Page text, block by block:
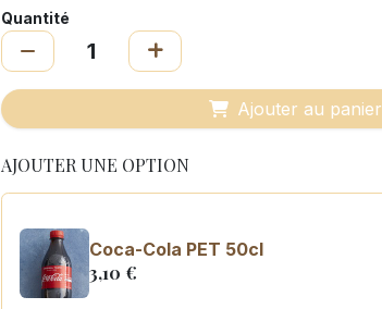
Quantité
Ajouter au panier
AJOUTER UNE OPTION
Coca-Cola PET 50cl
3,10 €